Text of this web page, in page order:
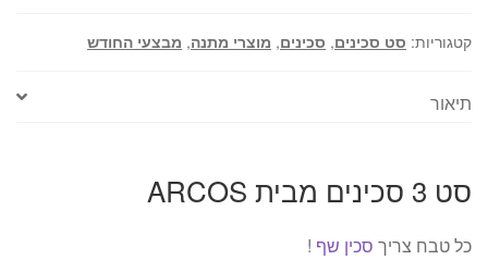
קטגוריות: סט סכינים, סכינים, מוצרי מתנה, מבצעי החודש
תיאור
סט 3 סכינים מבית ARCOS
כל טבח צריך סכין שף !